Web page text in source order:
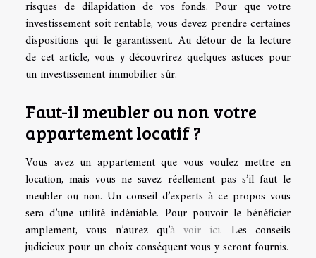
risques de dilapidation de vos fonds. Pour que votre
investissement soit rentable, vous devez prendre certaines
dispositions qui le garantissent. Au détour de la lecture
de cet article, vous y découvrirez quelques astuces pour
un investissement immobilier sûr.
Faut-il meubler ou non votre
appartement locatif ?
Vous avez un appartement que vous voulez mettre en
location, mais vous ne savez réellement pas s’il faut le
meubler ou non. Un conseil d’experts à ce propos vous
sera d’une utilité indéniable. Pour pouvoir le bénéficier
amplement, vous n’aurez qu’à voir ici. Les conseils
judicieux pour un choix conséquent vous y seront fournis.